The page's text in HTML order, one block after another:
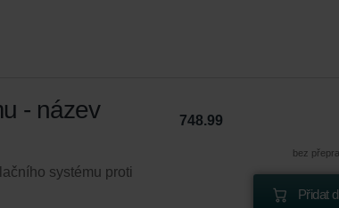
- název
systému proti
748.99
bez
Přidat